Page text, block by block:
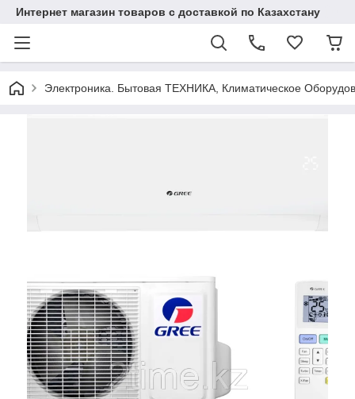
Интернет магазин товаров с доставкой по Казахстану
Электроника. Бытовая ТЕХНИКА, Климатическое